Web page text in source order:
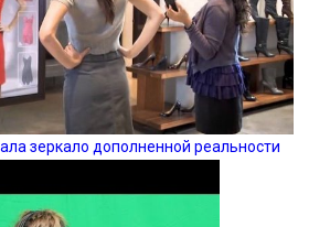
зеркало дополненной реальности